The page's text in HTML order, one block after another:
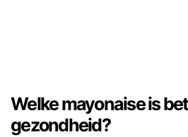
Welke mayonaise is
gezondheid?